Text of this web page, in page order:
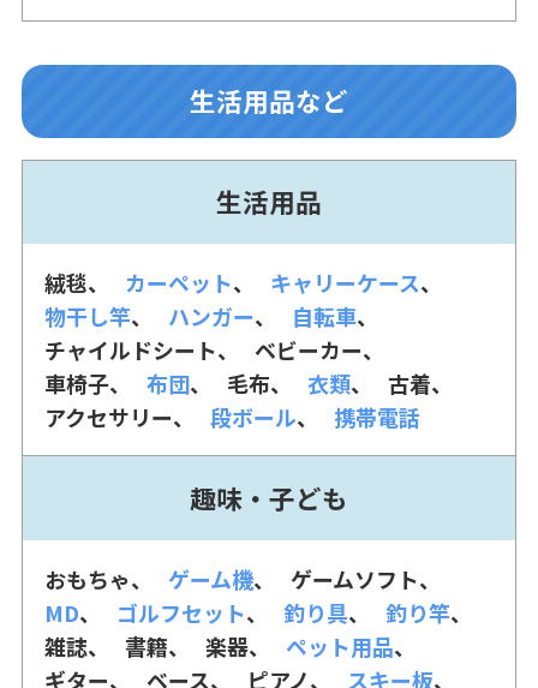
生活用品など
生活用品
絨毯 カーペット
キャリーケース
物干し竿
ハンガー
自転車
チャイルドシート
ベビーカー
車椅子
布団 毛布 衣類
古着
アクセサリー
段ボール 携帯電話
趣味・子ども
おもちゃ ゲーム機
ゲームソフト
MD
ゴルフセット 釣り具
釣り竿
雑誌
書籍 楽器
ペット用品
ギター
ベース ピアノ スキー板